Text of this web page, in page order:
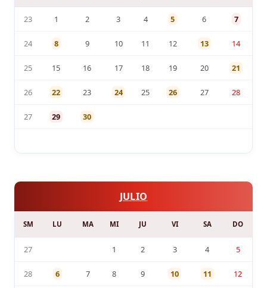
23 1 2 3 4 5 6 7
24 8 9 10 11 12 13 14
25 15 16 17 18 19 20 21
26 22 23 24 25 26 27 28
27 29 30
JULIO
SM LU MA MI JU VI SA DO
27 1 2 3 4 5
28 6 7 8 9 10 11 12